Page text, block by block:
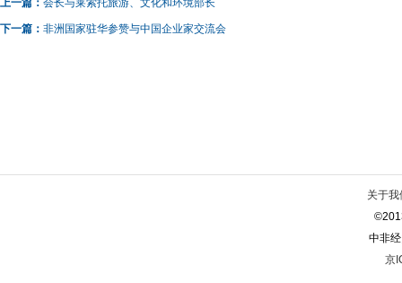
上一篇： 会长与莱索托旅游、文化和环境部长
下一篇： 非洲国家驻华参赞与中国企业家交流会
关于我
中非
京